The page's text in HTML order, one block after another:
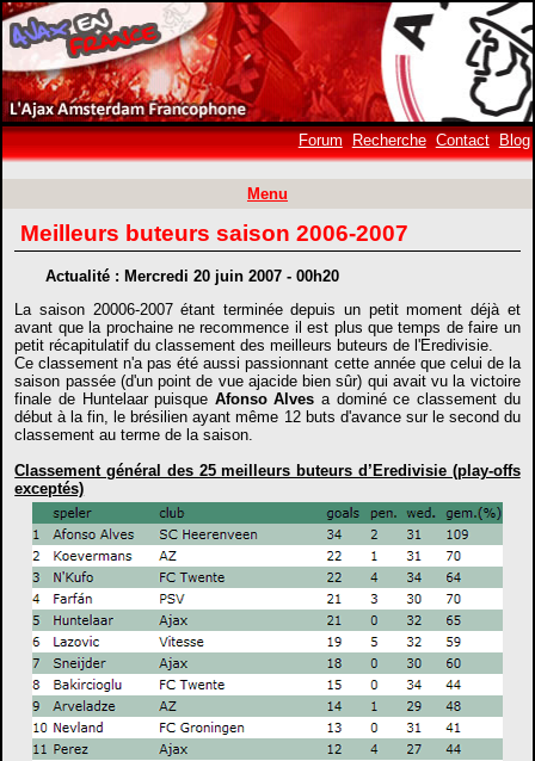
Forum Recherche Contact Blog
Menu
Meilleurs buteurs saison 2006-2007
Actualité : Mercredi 20 juin 2007 - 00h20
La saison 20006-2007 étant terminée depuis un petit moment déjà et
avant que la prochaine ne recommence il est plus que temps de faire un
petit récapitulatif du classement des meilleurs buteurs de l'Eredivisie.
Ce classement n'a pas été aussi passionnant cette année que celui de la
saison passée (d'un point de vue ajacide bien sûr) qui avait vu la victoire
finale de Huntelaar puisque Afonso Alves a dominé ce classement du
début à la fin, le brésilien ayant même 12 buts d'avance sur le second du
classement au terme de la saison.
Classement général des 25 meilleurs buteurs d’Eredivisie (play-offs
exceptés)